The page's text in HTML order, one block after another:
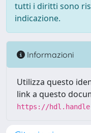
tutti i diritti sono
indicazione.
Informazioni
Utilizza questo
link a questo
https://